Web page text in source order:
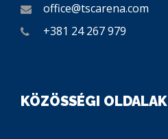
office@tscarena.com
+381 24 267 979
KÖZÖSSÉGI OLDALAK